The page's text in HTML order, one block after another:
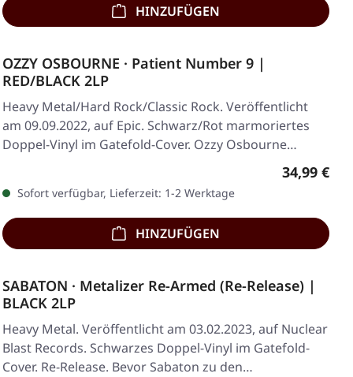
HINZUFÜGEN
OZZY OSBOURNE · Patient Number 9 |
RED/BLACK 2LP
Heavy Metal/Hard Rock/Classic Rock. Veröffentlicht
am 09.09.2022, auf Epic. Schwarz/Rot marmoriertes
Doppel-Vinyl im Gatefold-Cover. Ozzy Osbourne…
Regulärer
34,99 €
Sofort verfügbar, Lieferzeit: 1-2 Werktage
HINZUFÜGEN
SABATON · Metalizer Re-Armed (Re-Release) |
BLACK 2LP
Heavy Metal. Veröffentlicht am 03.02.2023, auf Nuclear
Blast Records. Schwarzes Doppel-Vinyl im Gatefold-
Cover. Re-Release. Bevor Sabaton zu den…